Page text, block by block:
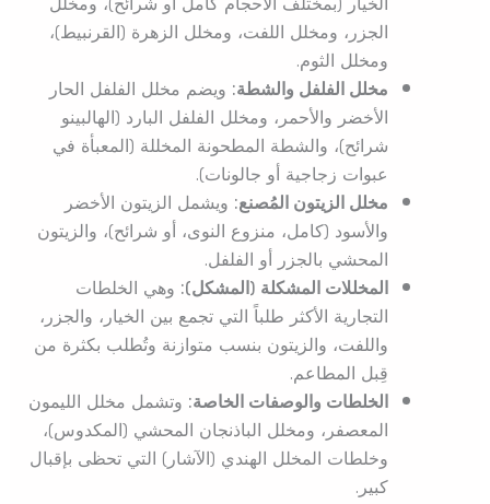
الجزر، ومخلل اللفت، ومخلل الزهرة (القرنبيط)،
ومخلل الثوم.
مخلل الفلفل والشطة:ويضم مخلل الفلفل الحار
الأخضر والأحمر، ومخلل الفلفل البارد (الهالبينو
شرائح)، والشطة المطحونة المخللة (المعبأة في
عبوات زجاجية أو جالونات).
مخلل الزيتون المُصنع:ويشمل الزيتون الأخضر
والأسود (كامل، منزوع النوى، أو شرائح)، والزيتون
المحشي بالجزر أو الفلفل.
المخللات المشكلة (المشكل):وهي الخلطات
التجارية الأكثر طلباً التي تجمع بين الخيار، والجزر،
واللفت، والزيتون بنسب متوازنة وتُطلب بكثرة من
قِبل المطاعم.
الخلطات والوصفات الخاصة:وتشمل مخلل الليمون
المعصفر، ومخلل الباذنجان المحشي (المكدوس)،
وخلطات المخلل الهندي (الآشار) التي تحظى بإقبال
كبير.